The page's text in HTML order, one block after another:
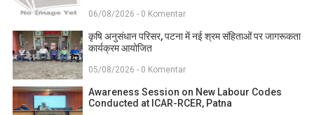
06/08/2026 - 0 Komentar
कृषि अनुसंधान परिसर, पटना में नई श्रम संहिताओं पर जागरूकता
कार्यक्रम आयोजित
05/08/2026 - 0 Komentar
Awareness Session on New Labour Codes
Conducted at ICAR-RCER, Patna